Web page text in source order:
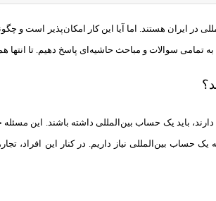
در ایران هستند. اما آیا این کار امکان‌پذیر است
تمامی سوالات و مباحث حاشیه‌ای پاسخ دهیم. تا انتها
باید یک حساب بین‌المللی داشته باشند. این
حساب بین‌المللی نیاز داریم. در کنار این افراد،